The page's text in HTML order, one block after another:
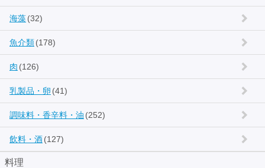
海藻(32)
魚介類(178)
肉 (126)
乳製品・卵 (41)
調味料・香辛料・油 (252)
飲料・酒(127)
料理